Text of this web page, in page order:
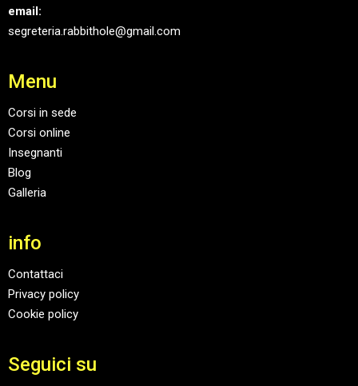
email:
segreteria.rabbithole@gmail.com
Menu
Corsi in sede
Corsi online
Insegnanti
Blog
Galleria
info
Contattaci
Privacy policy
Cookie policy
Seguici su